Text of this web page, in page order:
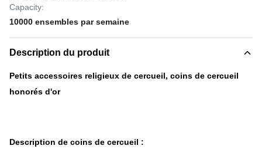
Capacity:
10000 ensembles par semaine
Description du produit
Petits accessoires religieux de cercueil, coins de cercueil
honorés d'or
Description de coins de cercueil :